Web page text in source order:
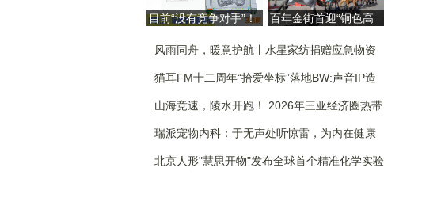
目前“没有竞争对手”！
国产工业软件这回争气
百年金街首迎“铜色高
塑东方审美“北京样本”
风雨同舟，暖意护航丨水星家纺捐赠应急物资
猫耳FM十二周年“拾爱坐标”落地BW:声音IP造
山海竞速，陵水开跑！ 2026年三亚经济圈热带
瑞派宠物内科：于无声处听惊雷，为内在健康
北京人形"慧思开物"发布全球首个精准化学实验